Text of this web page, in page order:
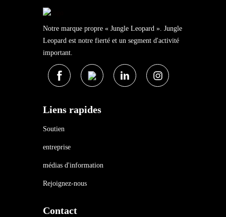
Notre marque propre « Jungle Leopard ». Jungle
Leopard est notre fierté et un segment d'activité
important.
Liens rapides
Soutien
entreprise
médias d'information
Rejoignez-nous
Contact